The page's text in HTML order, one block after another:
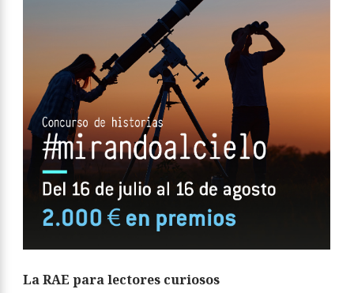
La RAE para lectores curiosos